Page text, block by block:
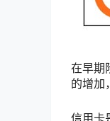
在早期
的增加